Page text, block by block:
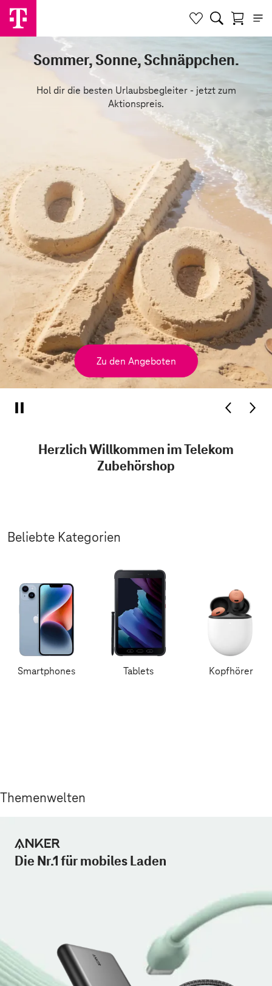
Sommer, Sonne, Schnäppchen.
Hol dir die besten Urlaubsbegleiter - jetzt zum
Aktionspreis.
Zu den Angeboten
Herzlich Willkommen im Telekom
Zubehörshop
Beliebte Kategorien
Smartphones Tablets Kopfhörer
Themenwelten
Die Nr.1 für mobiles Laden